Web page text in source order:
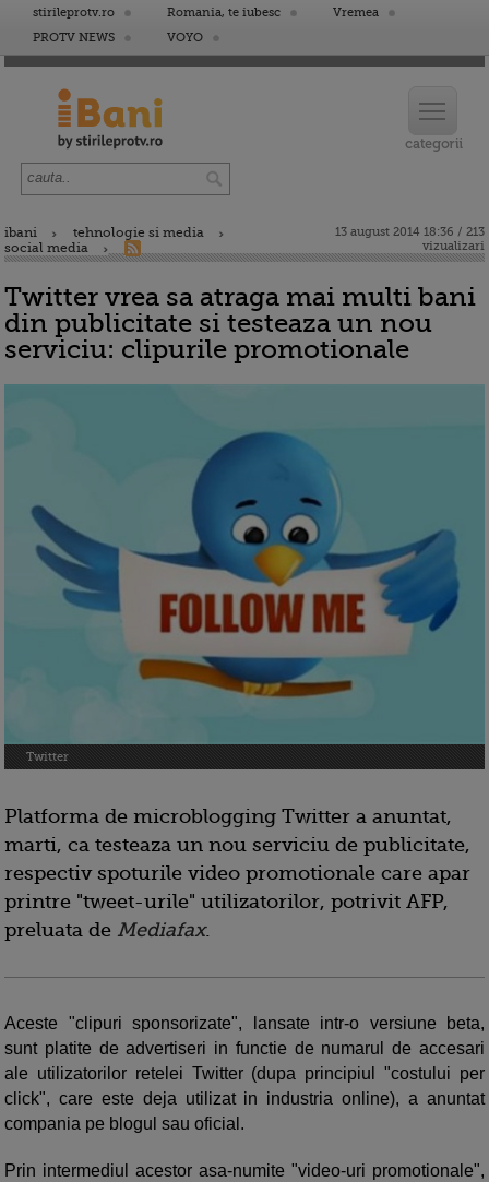
stirileprotv.ro Romania, te iubesc
Vremea
PROTV NEWS
VOYO
ibani
tehnologie si media
social media
13 august 2014 18:36 / 213
vizualizari
Twitter vrea sa atraga mai multi bani
din publicitate si testeaza un nou
serviciu: clipurile promotionale
Twitter
Platforma de microblogging Twitter a anuntat,
marti, ca testeaza un nou serviciu de publicitate,
respectiv spoturile video promotionale care apar
printre "tweet-urile" utilizatorilor, potrivit AFP,
preluata de Mediafax.
Aceste "clipuri sponsorizate", lansate intr-o versiune beta,
sunt platite de advertiseri in functie de numarul de accesari
ale utilizatorilor retelei Twitter (dupa principiul "costului per
click", care este deja utilizat in industria online), a anuntat
compania pe blogul sau oficial.
Prin intermediul acestor asa-numite "video-uri promotionale",